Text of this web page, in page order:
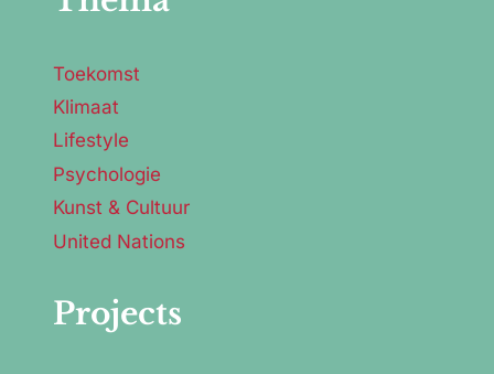
Toekomst
Klimaat
Lifestyle
Psychologie
Kunst & Cultuur
United Nations
Projects